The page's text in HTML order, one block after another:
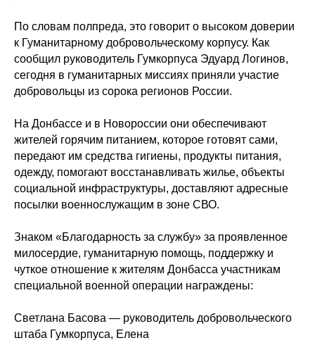
По словам полпреда, это говорит о высоком доверии
к Гуманитарному добровольческому корпусу. Как
сообщил руководитель Гумкорпуса Эдуард Логинов,
сегодня в гуманитарных миссиях приняли участие
добровольцы из сорока регионов России.
На Донбассе и в Новороссии они обеспечивают
жителей горячим питанием, которое готовят сами,
передают им средства гигиены, продукты питания,
одежду, помогают восстанавливать жилье, объекты
социальной инфраструктуры, доставляют адресные
посылки военнослужащим в зоне СВО.
Знаком «Благодарность за службу» за проявленное
милосердие, гуманитарную помощь, поддержку и
чуткое отношение к жителям Донбасса участникам
специальной военной операции награждены:
Светлана Басова — руководитель добровольческого
штаба Гумкорпуса, Елена